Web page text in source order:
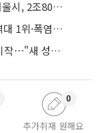
야간경제 활성화·청년 AI 지원 '시동'…서울시, 2조8061억 추경 편성
'40도 폭염' 뉴노멀 되나…올해 열대야 역대 1위·폭염일수 평년 3배 넘어
오세훈표 야간경제 '한강 밤핑' 다음 달 시작⋯"새 성장동력 만들 것"
추가취재 원해요
0